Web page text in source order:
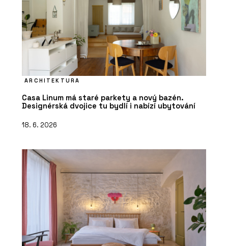
ARCHITEKTURA
Casa Linum má staré parkety a nový bazén.
Designérská dvojice tu bydlí i nabízí ubytování
18. 6. 2026